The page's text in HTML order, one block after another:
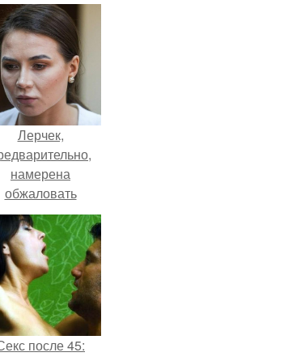
Лерчек,
намерена
обжаловать
приговор.
после 45: